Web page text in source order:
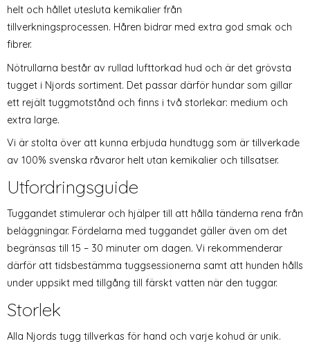
helt och hållet utesluta kemikalier från
tillverkningsprocessen. Håren bidrar med extra god smak och
fibrer.
Nötrullarna består av rullad lufttorkad hud och är det grövsta
tugget i Njords sortiment. Det passar därför hundar som gillar
ett rejält tuggmotstånd och finns i två storlekar: medium och
extra large.
Vi är stolta över att kunna erbjuda hundtugg som är tillverkade
av 100% svenska råvaror helt utan kemikalier och tillsatser.
Utfordringsguide
Tuggandet stimulerar och hjälper till att hålla tänderna rena från
beläggningar. Fördelarna med tuggandet gäller även om det
begränsas till 15 – 30 minuter om dagen. Vi rekommenderar
därför att tidsbestämma tuggsessionerna samt att hunden hålls
under uppsikt med tillgång till färskt vatten när den tuggar.
Storlek
Alla Njords tugg tillverkas för hand och varje kohud är unik.